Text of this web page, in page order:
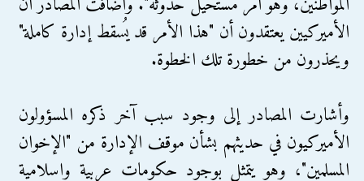
الأميركيين يعتقدون أن "هذا الأمر قد يُسقط إدارة كاملة"
ويحذرون من خطورة تلك الخطوة.
وأشارت المصادر إلى وجود سبب آخر ذكره المسؤولون
الأميركيون في حديثهم بشأن موقف الإدارة من "الإخوان
المسلمين"، وهو يتمثل بوجود حكومات عربية وإسلامية